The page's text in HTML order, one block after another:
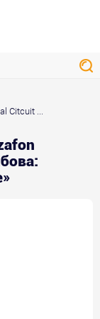
Citcuit ...